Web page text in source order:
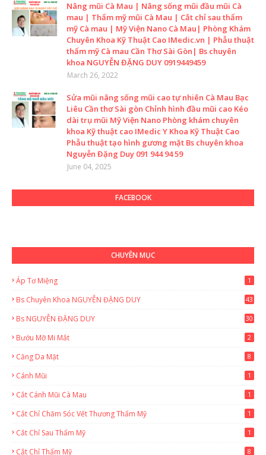
Nâng mũi Cà Mau | Nâng sống mũi đầu mũi Cà
mau | Thẩm mỹ mũi Cà Mau | Cắt chỉ sau thẩm
mỹ Cà mau | Mỹ Viện Nano Cà Mau| Phòng Khám
Chuyên Khoa Kỹ Thuật Cao IMedic.vn | Phẫu thuật
thẩm mỹ Cà mau Cần Thơ Sài Gòn| Bs chuyên
khoa NGUYỄN ĐẶNG DUY 0919449459
March 26, 2022
Sửa mũi nâng sống mũi cao tự nhiên Cà Mau Bạc
Liêu Cần thơ Sài gòn Chỉnh hình đầu mũi cao Kéo
dài trụ mũi Mỹ Viện Nano Phòng khám chuyên
khoa Kỹ thuật cao IMedic Y Khoa Kỹ Thuật Cao
Phẫu thuật tạo hình gương mặt Bs chuyên khoa
Nguyễn Đặng Duy 091 944 94 59
June 04, 2025
FACEBOOK
CHUYÊN MỤC
Áp Tơ Miệng 1
Bs Chuyên Khoa NGUYỄN ĐẶNG DUY
43
Bs NGUYỄN ĐẶNG DUY 30
Bướu Mỡ Mi Mắt 2
Căng Da Mặt 8
Cánh Mũi 1
Cắt Cánh Mũi Cà Mau 1
Cắt Chỉ Chăm Sóc Vết Thương Thẩm Mỹ 1
Cắt Chỉ Sau Thẩm Mỹ 1
Cắt Chỉ Thẩm Mỹ 8